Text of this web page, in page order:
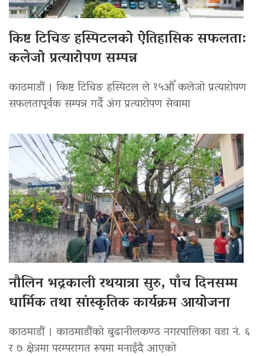
किष्ट टिचिङ हस्पिटलको ऐतिहासिक सफलता:
कलेजो प्रत्यारोपण सम्पन्न
काठमाडौं । किष्ट टिचिङ हस्पिटल ले १५औँ कलेजो प्रत्यारोपण
सफलतापूर्वक सम्पन्न गर्दै अंग प्रत्यारोपण सेवामा
नौलिन भद्रकाली रथयात्रा सुरु, पाँच दिनसम्म
धार्मिक तथा सांस्कृतिक कार्यक्रम आयोजना
काठमाडौं । काठमाडौंको बुढानीलकण्ठ नगरपालिका वडा नं. ६
र ७ क्षेत्रमा परम्परागत रूपमा मनाइँदै आएको